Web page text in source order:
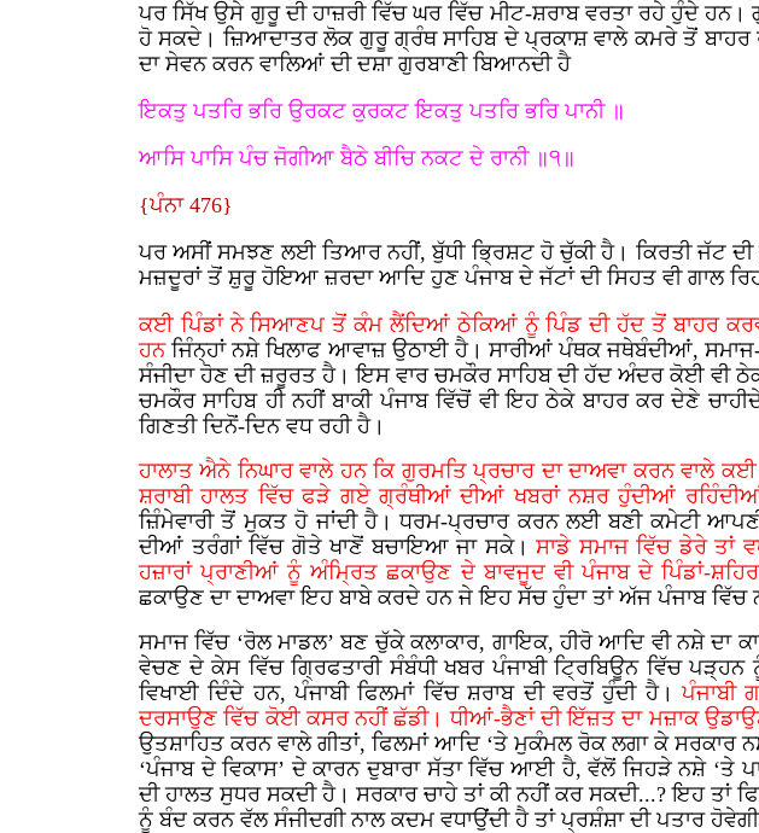
ਪਰ ਸਿੱਖ ਉਸੇ ਗੁਰੂ ਦੀ ਹਾਜ਼ਰੀ ਵਿੱਚ ਘਰ ਵਿੱਚ ਮੀਟ-ਸ਼ਰਾਬ ਵਰਤਾ ਰਹੇ ਹੁੰਦੇ
ਹੋ ਸਕਦੇ। ਜ਼ਿਆਦਾਤਰ ਲੋਕ ਗੁਰੂ ਗ੍ਰੰਥ ਸਾਹਿਬ ਦੇ ਪ੍ਰਕਾਸ਼ ਵਾਲੇ ਕਮਰੇ ਤੋਂ ਬਾਹਰ
ਦਾ ਸੇਵਨ ਕਰਨ ਵਾਲਿਆਂ ਦੀ ਦਸ਼ਾ ਗੁਰਬਾਣੀ ਬਿਆਨਦੀ ਹੈ
ਇਕਤੁ ਪਤਰਿ ਭਰਿ ਉਰਕਟ ਕੁਰਕਟ ਇਕਤੁ ਪਤਰਿ ਭਰਿ ਪਾਨੀ ॥
ਆਸਿ ਪਾਸਿ ਪੰਚ ਜੋਗੀਆ ਬੈਠੇ ਬੀਚਿ ਨਕਟ ਦੇ ਰਾਨੀ ॥੧॥
{ਪੰਨਾ 476}
ਪਰ ਅਸੀਂ ਸਮਝਣ ਲਈ ਤਿਆਰ ਨਹੀਂ, ਬੁੱਧੀ ਭ੍ਰਿਸ਼ਟ ਹੋ ਚੁੱਕੀ ਹੈ। ਕਿਰਤੀ ਜੱਟ
ਮਜ਼ਦੂਰਾਂ ਤੋਂ ਸ਼ੁਰੂ ਹੋਇਆ ਜ਼ਰਦਾ ਆਦਿ ਹੁਣ ਪੰਜਾਬ ਦੇ ਜੱਟਾਂ ਦੀ ਸਿਹਤ ਵੀ ਗਾਲ
ਕਈ ਪਿੰਡਾਂ ਨੇ ਸਿਆਣਪ ਤੋਂ ਕੰਮ ਲੈਂਦਿਆਂ ਠੇਕਿਆਂ ਨੂੰ ਪਿੰਡ ਦੀ ਹੱਦ ਤੋਂ ਬਾਹਰ
ਹਨਜਿੰਨ੍ਹਾਂ ਨਸ਼ੇ ਖਿਲਾਫ ਆਵਾਜ਼ ਉਠਾਈ ਹੈ। ਸਾਰੀਆਂ ਪੰਥਕ ਜਥੇਬੰਦੀਆਂ,
ਸੰਜੀਦਾ ਹੋਣ ਦੀ ਜ਼ਰੂਰਤ ਹੈ। ਇਸ ਵਾਰ ਚਮਕੌਰ ਸਾਹਿਬ ਦੀ ਹੱਦ ਅੰਦਰ ਕੋਈ ਵੀ
ਚਮਕੌਰ ਸਾਹਿਬ ਹੀ ਨਹੀਂ ਬਾਕੀ ਪੰਜਾਬ ਵਿੱਚੋਂ ਵੀ ਇਹ ਠੇਕੇ ਬਾਹਰ ਕਰ ਦੇਣੇ
ਗਿਣਤੀ ਦਿਨੋਂ-ਦਿਨ ਵਧ ਰਹੀ ਹੈ।
ਹਾਲਾਤ ਐਨੇ ਨਿਘਾਰ ਵਾਲੇ ਹਨ ਕਿ ਗੁਰਮਤਿ ਪ੍ਰਚਾਰ ਦਾ ਦਾਅਵਾ ਕਰਨ ਵਾਲੇ
ਸ਼ਰਾਬੀ ਹਾਲਤ ਵਿੱਚ ਫੜੇ ਗਏ ਗ੍ਰੰਥੀਆਂ ਦੀਆਂ ਖਬਰਾਂ ਨਸ਼ਰ ਹੁੰਦੀਆਂ
ਜ਼ਿੰਮੇਵਾਰੀ ਤੋਂ ਮੁਕਤ ਹੋ ਜਾਂਦੀ ਹੈ। ਧਰਮ-ਪ੍ਰਚਾਰ ਕਰਨ ਲਈ ਬਣੀ ਕਮੇਟੀ
ਦੀਆਂ ਤਰੰਗਾਂ ਵਿੱਚ ਗੋਤੇ ਖਾਣੋਂ ਬਚਾਇਆ ਜਾ ਸਕੇ। ਸਾਡੇ ਸਮਾਜ ਵਿੱਚ ਡੇਰੇ ਤਾਂ
ਹਜ਼ਾਰਾਂ ਪ੍ਰਾਣੀਆਂ ਨੂੰ ਅੰਮ੍ਰਿਤ ਛਕਾਉਣ ਦੇ ਬਾਵਜੂਦ ਵੀ ਪੰਜਾਬ ਦੇ ਪਿੰਡਾਂ-
ਛਕਾਉਣ ਦਾ ਦਾਅਵਾ ਇਹ ਬਾਬੇ ਕਰਦੇ ਹਨ ਜੇ ਇਹ ਸੱਚ ਹੁੰਦਾ ਤਾਂ ਅੱਜ ਪੰਜਾਬ
ਸਮਾਜ ਵਿੱਚ ‘ਰੋਲ ਮਾਡਲ’ ਬਣ ਚੁੱਕੇ ਕਲਾਕਾਰ, ਗਾਇਕ, ਹੀਰੋ ਆਦਿ ਵੀ ਨਸ਼ੇ ਦਾ
ਵੇਚਣ ਦੇ ਕੇਸ ਵਿੱਚ ਗ੍ਰਿਫਤਾਰੀ ਸੰਬੰਧੀ ਖਬਰ ਪੰਜਾਬੀ ਟ੍ਰਿਬਿਊਨ ਵਿੱਚ
ਵਿਖਾਈ ਦਿੰਦੇ ਹਨ, ਪੰਜਾਬੀ ਫਿਲਮਾਂ ਵਿੱਚ ਸ਼ਰਾਬ ਦੀ ਵਰਤੋਂ ਹੁੰਦੀ ਹੈ।ਪੰਜਾਬੀ
ਦਰਸਾਉਣ ਵਿੱਚ ਕੋਈ ਕਸਰ ਨਹੀਂ ਛੱਡੀ। ਧੀਆਂ-ਭੈਣਾਂ ਦੀ ਇੱਜ਼ਤ ਦਾ ਮਜ਼ਾਕ
ਉਤਸ਼ਾਹਿਤ ਕਰਨ ਵਾਲੇ ਗੀਤਾਂ, ਫਿਲਮਾਂ ਆਦਿ ‘ਤੇ ਮੁਕੰਮਲ ਰੋਕ ਲਗਾ ਕੇ ਸਰਕਾਰ
‘ਪੰਜਾਬ ਦੇ ਵਿਕਾਸ’ ਦੇ ਕਾਰਨ ਦੁਬਾਰਾ ਸੱਤਾ ਵਿੱਚ ਆਈ ਹੈ, ਵੱਲੋਂ ਜਿਹੜੇ ਨਸ਼ੇ ‘ਤੇ
ਦੀ ਹਾਲਤ ਸੁਧਰ ਸਕਦੀ ਹੈ। ਸਰਕਾਰ ਚਾਹੇ ਤਾਂ ਕੀ ਨਹੀਂ ਕਰ ਸਕਦੀ...? ਇਹ ਤਾਂ
ਨੂੰ ਬੰਦ ਕਰਨ ਵੱਲ ਸੰਜੀਦਗੀ ਨਾਲ ਕਦਮ ਵਧਾਉਂਦੀ ਹੈ ਤਾਂ ਪ੍ਰਸ਼ੰਸ਼ਾ ਦੀ ਪਤਾਰ